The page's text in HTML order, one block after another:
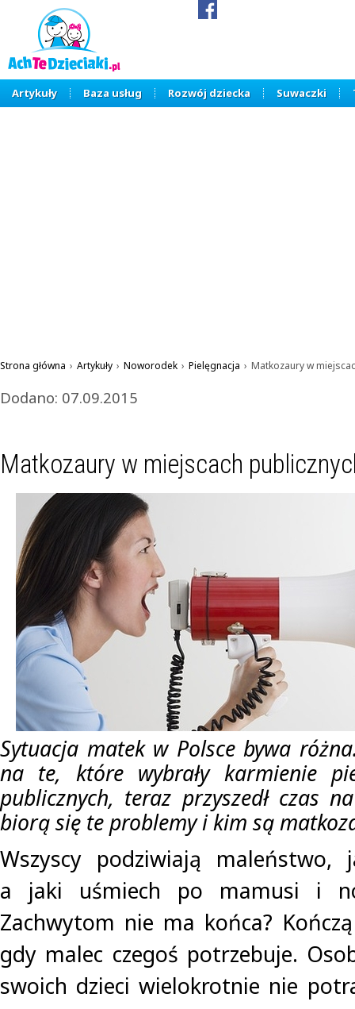
Artykuły Baza usług Rozwój dziecka Suwaczki
Strona główna › Artykuły › Noworodek › Pielęgnacja › Matkozaury w
Dodano: 07.09.2015
Matkozaury w miejscach
Sytuacja matek w Polsce bywa
na te, które wybrały karmienie
publicznych, teraz przyszedł czas
biorą się te problemy i kim są
Wszyscy podziwiają maleństwo,
a jaki uśmiech po mamusi i
Zachwytom nie ma końca?
gdy malec czegoś potrzebuje.
swoich dzieci wielokrotnie nie